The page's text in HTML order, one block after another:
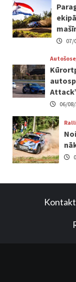
07/
06/